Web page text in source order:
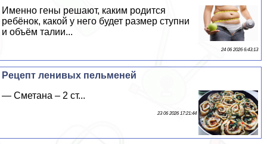
Именно гены решают, каким родится
ребёнок, какой у него будет размер ступни
и объём талии...
24 06 2026 6:43:13
Рецепт ленивых пельменей
— Сметана – 2 ст...
23 06 2026 17:21:44